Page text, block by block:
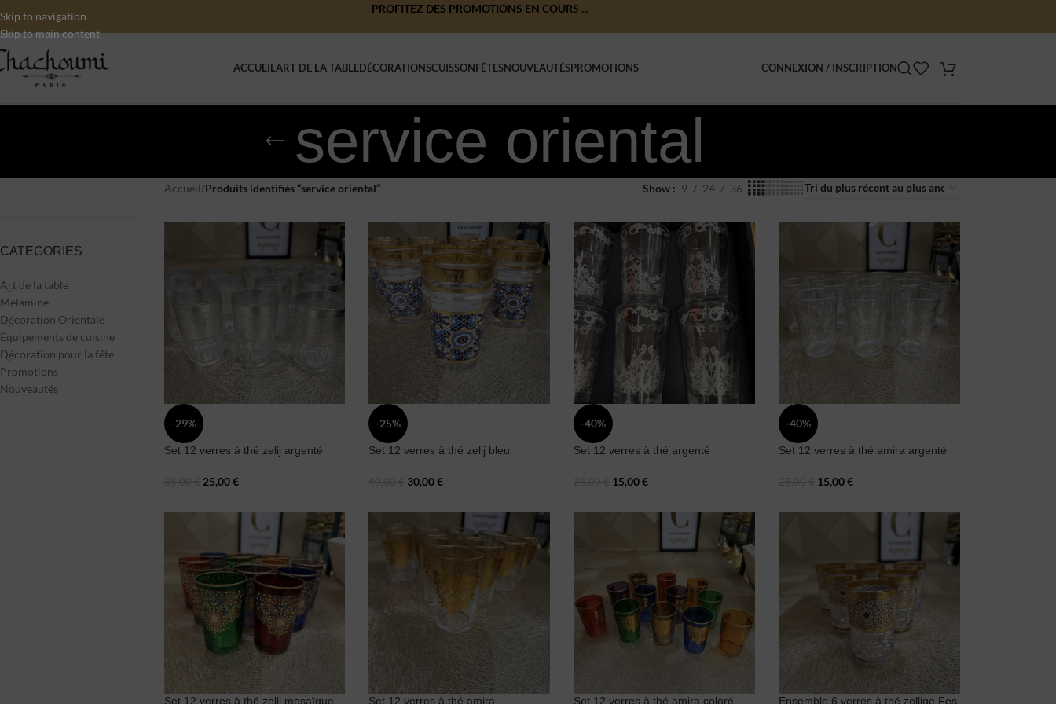
Skip to navigation
Skip to main content
PROFITEZ DES PROMOTIONS EN COURS ...
ACCUEILART DE LA TABLEDÉCORATIONSCUISSONFÊTESNOUVEAUTÉSPROMOTIONS CONNEXION / INSCRIPTION
service oriental
CATEGORIES
Art de la table
Mélamine
Décoration Orientale
Équipements de cuisine
Décoration pour la fête
Promotions
Nouveautés
Accueil/Produits identifiés “service oriental” Show 9 24 36
-29%
Set 12 verres à thé zelij argenté
25,00€
-25%
Set 12 verres à thé zelij bleu
30,00€
-40%
Set 12 verres à thé argenté
15,00€
-40%
Set 12 verres à thé amira argenté
15,00€
Set 12 verres à thé zelij mosaïque
Set 12 verres à thé amira
Set 12 verres à thé amira coloré Ensemble 6 verres à thé zellige Fes